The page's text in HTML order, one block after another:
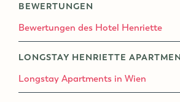
BEWERTUNGEN
Bewertungen des Hotel Henriette
LONGSTAY HENRIETTE
Longstay Apartments in Wien